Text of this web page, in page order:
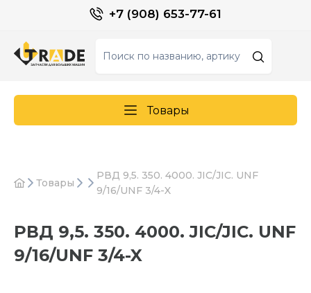
+7 (908) 653-77-61
Товары
Товары
РВД 9,5. 350. 4000. JIC/JIC. UNF
9/16/UNF 3/4-X
РВД 9,5. 350. 4000. JIC/JIC. UNF
9/16/UNF 3/4-X